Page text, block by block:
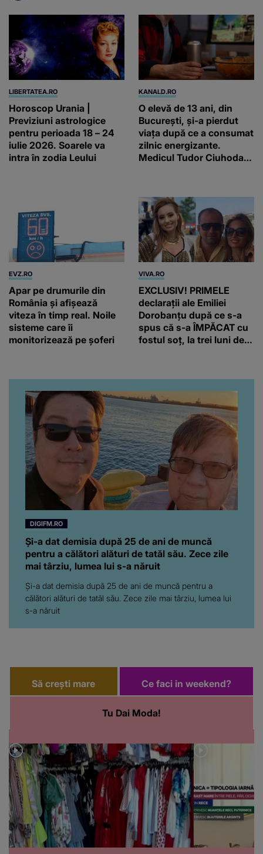
LIBERTATEA.RO
Horoscop Urania |
Previziuni astrologice
pentru perioada 18 – 24
iulie 2026. Soarele va
intra în zodia Leului
KANALD.RO
O elevă de 13 ani, din
București, și-a pierdut
viața după ce a consumat
zilnic energizante.
Medicul Tudor Ciuhodaru
EVZ.RO
Apar pe drumurile din
România și afișează
viteza în timp real. Noile
sisteme care îi
monitorizează pe șoferi
VIVA.RO
EXCLUSIV! PRIMELE
declarații ale Emiliei
Dorobanțu după ce s-a
spus că s-a ÎMPĂCAT cu
fostul soț, la trei luni de
artistă i-a lăsat MASCĂ
pe toți. De data aceasta,
chiar a rupt tăcerea:
”Poate că aveam să ne
spunem, să ne...”
DIGIFM.RO
Și-a dat demisia după 25 de ani de muncă
pentru a călători alături de tatăl său. Zece zile
mai târziu, lumea lui s-a năruit
Și-a dat demisia după 25 de ani de muncă pentru a
călători alături de tatăl său. Zece zile mai târziu, lumea lui
s-a năruit
Să crești mare
Tu Dai Moda!
Ce faci in weekend?